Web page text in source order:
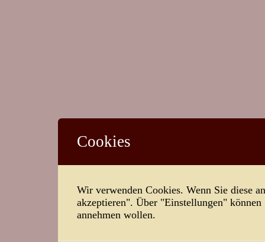
Cookies
Wir verwenden Cookies. Wenn Sie diese
akzeptieren". Über "Einstellungen"
annehmen wollen.